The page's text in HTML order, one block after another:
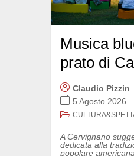
Musica
prato di
Claudio Pizzin
5 Agosto 2026
A Cervignano
dedicata alla
popolare